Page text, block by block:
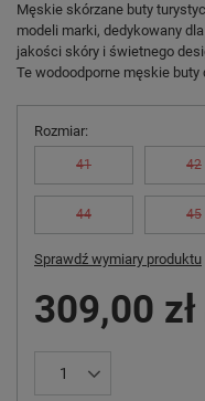
Męskie skórzane buty
modeli marki, dedykowany
jakości skóry i świetnego
Te wodoodporne męskie
Rozmiar
41 42
44 45
Sprawdź wymiary produktu
309,00 zł